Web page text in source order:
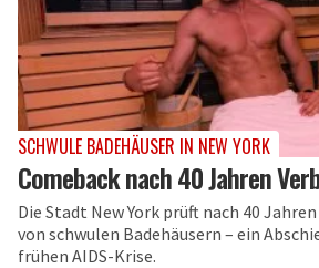
SCHWULE BADEHÄUSER IN NEW YORK
Comeback nach 40 Jahren
Die Stadt New York prüft nach 40
von schwulen Badehäusern – ein
frühen AIDS-Krise.